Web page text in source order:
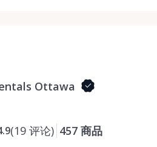
Ottawa
(19 评论) 457 商品